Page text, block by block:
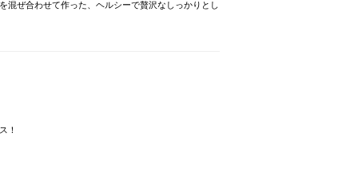
混ぜ合わせて作った、ヘルシーで贅沢なしっかりとし
！